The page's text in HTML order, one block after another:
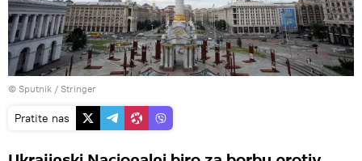
© Sputnik / Stringer
Pratite nas